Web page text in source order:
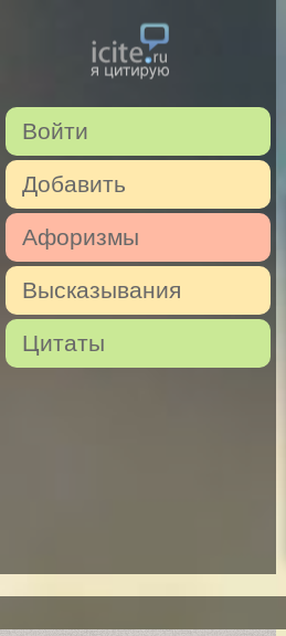
Войти
Добавить
Афоризмы
Высказывания
Цитаты